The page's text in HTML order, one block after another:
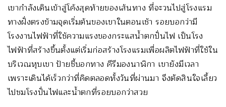
เขากำลังเดินเข้าสู่โค้งสุดท้ายของเส้นทาง ที่จะวนไปสู่โรงแรม
ทางฝั่งตรงข้ามจุดเริ่มต้นของเขาในตอนเช้า รอยบอกว่ามี
โรงงานไฟฟ้าที่ใช้ความแรงของกระแสน้ำตกปั่นไฟ เป็นโรง
ไฟฟ้าที่สร้างขึ้นตั้งแต่เริ่มก่อสร้างโรงแรมเพื่อผลิตไฟฟ้าที่ใช้ใน
บริเวณหุบเขา ป้ายชี้บอกทาง คีรีมองนาฬิกา เขายังมีเวลา
เพราะเดินได้เร็วกว่าที่คิดตลอดทั้งวันที่ผ่านมา จึงตัดสินใจเลี้ยว
ไปชมโรงปั่นไฟและน้ำตกที่รอยบอกว่าสวย